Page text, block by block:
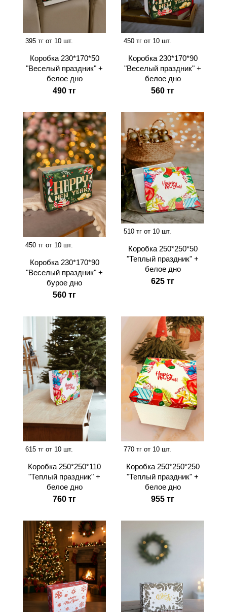
395 тг от 10 шт.
Коробка 230*170*50
"Веселый праздник" +
белое дно
490 тг
450 тг от 10 шт.
Коробка 230*170*90
"Веселый праздник" +
белое дно
560 тг
450 тг от 10 шт.
Коробка 230*170*90
"Веселый праздник" +
бурое дно
560 тг
510 тг от 10 шт.
Коробка 250*250*50
"Теплый праздник" +
белое дно
625 тг
615 тг от 10 шт.
Коробка 250*250*110
"Теплый праздник" +
белое дно
760 тг
770 тг от 10 шт.
Коробка 250*250*250
"Теплый праздник" +
белое дно
955 тг